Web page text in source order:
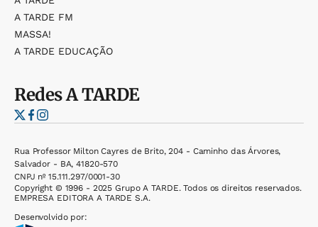
A TARDE FM
MASSA!
A TARDE EDUCAÇÃO
RedesA TARDE
Rua Professor Milton Cayres de Brito, 204 - Caminho das Árvores,
Salvador - BA, 41820-570
CNPJ nº 15.111.297/0001-30
Copyright © 1996 - 2025 Grupo A TARDE. Todos os direitos reservados.
EMPRESA EDITORA A TARDE S.A.
Desenvolvido por: